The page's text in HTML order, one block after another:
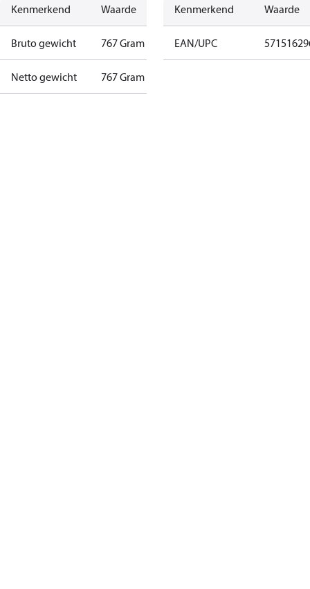
Kenmerkend Waarde
Bruto gewicht 767 Gram
Netto gewicht 767 Gram
Kenmerkend Waarde
EAN/UPC